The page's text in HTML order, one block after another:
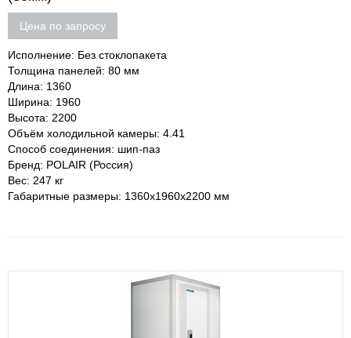
Цена по запросу
Исполнение: Без стоклопакета
Толщина панелей: 80 мм
Длина: 1360
Ширина: 1960
Высота: 2200
Объём холодильной камеры: 4.41
Способ соединения: шип-паз
Бренд: POLAIR (Россия)
Вес: 247 кг
Габаритные размеры: 1360х1960х2200 мм